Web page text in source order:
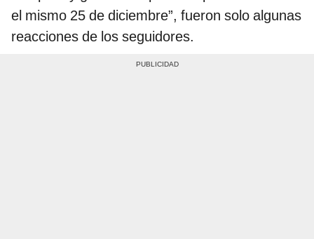
el mismo 25 de diciembre”, fueron solo algunas
reacciones de los seguidores.